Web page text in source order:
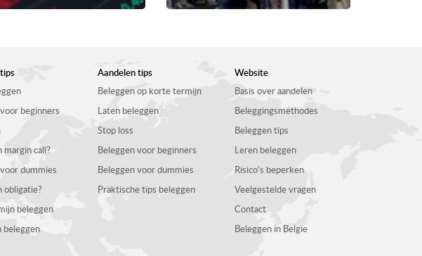
beginners
margin call?
dummies
obligatie?
beleggen
beleggen
Aandelen tips
Beleggen op korte termijn
Laten beleggen
Stop loss
Beleggen voor beginners
Beleggen voor dummies
Praktische tips beleggen
Website
Basis over aandelen
Beleggingsmethodes
Beleggen tips
Leren beleggen
Risico’s beperken
Veelgestelde vragen
Contact
Beleggen in Belgie